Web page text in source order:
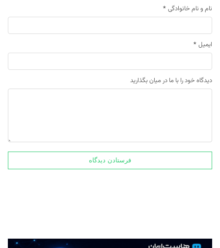
نام و نام خانوادگی *
ایمیل *
دیدگاه خود را با ما در میان بگذارید